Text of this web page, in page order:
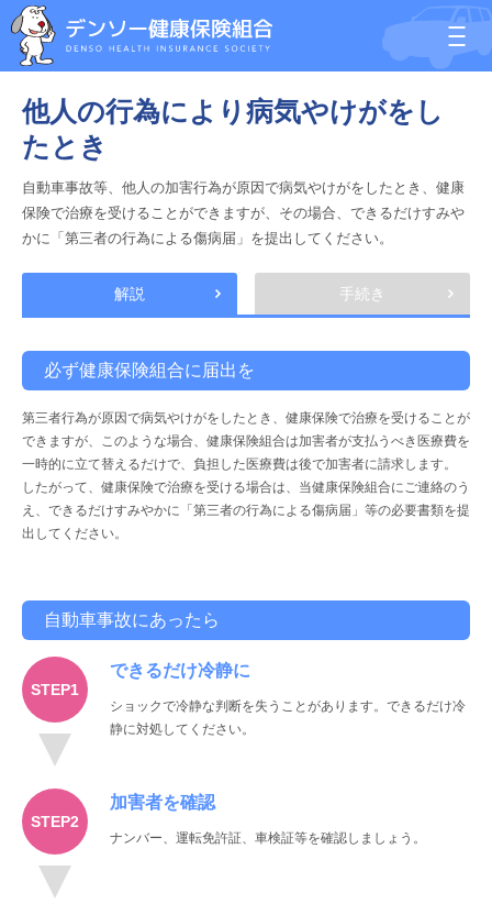
他人の行為により病気やけがをし
たとき
自動車事故等、他人の加害行為が原因で病気やけがをしたとき、健康
保険で治療を受けることができますが、その場合、できるだけすみや
かに「第三者の行為による傷病届」を提出してください。
解説 手続き
必ず健康保険組合に届出を
第三者行為が原因で病気やけがをしたとき、健康保険で治療を受けることが
できますが、このような場合、健康保険組合は加害者が支払うべき医療費を
一時的に立て替えるだけで、負担した医療費は後で加害者に請求します。
したがって、健康保険で治療を受ける場合は、当健康保険組合にご連絡のう
え、できるだけすみやかに「第三者の行為による傷病届」等の必要書類を提
出してください。
自動車事故にあったら
できるだけ冷静に
ショックで冷静な判断を失うことがあります。できるだけ冷
静に対処してください。
加害者を確認
ナンバー、運転免許証、車検証等を確認しましょう。